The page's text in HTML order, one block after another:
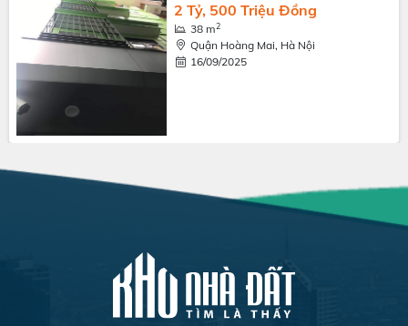
2 Tỷ, 500 Triệu Đồng
38 m2
Quận Hoàng Mai, Hà Nội
16/09/2025